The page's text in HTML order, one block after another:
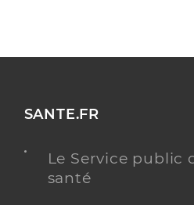
SANTE.FR
Le Service public
santé